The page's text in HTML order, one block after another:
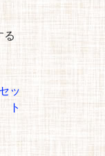
る
ッ
ト